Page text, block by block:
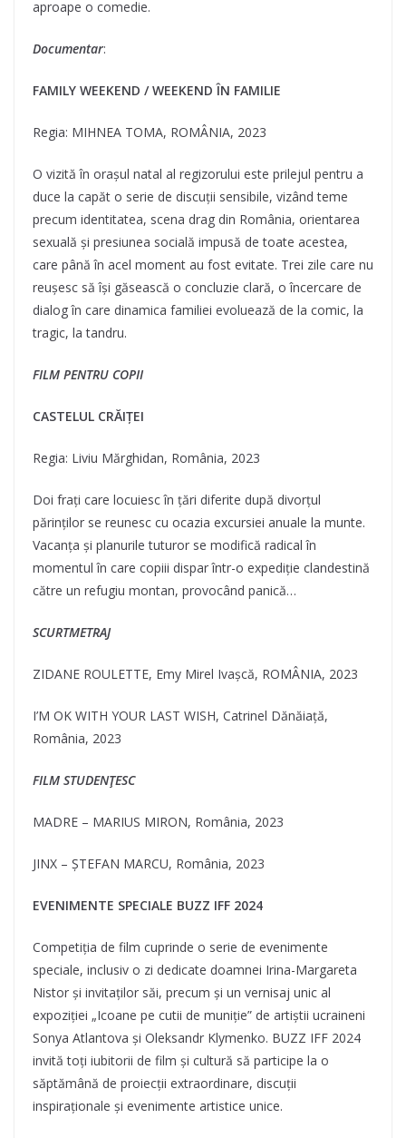
aproape o comedie.
Documentar:
FAMILY WEEKEND / WEEKEND ÎN FAMILIE
Regia: MIHNEA TOMA, ROMÂNIA, 2023
O vizită în orașul natal al regizorului este prilejul pentru a
duce la capăt o serie de discuții sensibile, vizând teme
precum identitatea, scena drag din România, orientarea
sexuală și presiunea socială impusă de toate acestea,
care până în acel moment au fost evitate. Trei zile care nu
reușesc să își găsească o concluzie clară, o încercare de
dialog în care dinamica familiei evoluează de la comic, la
tragic, la tandru.
FILM PENTRU COPII
CASTELUL CRĂIȚEI
Regia: Liviu Mărghidan, România, 2023
Doi frați care locuiesc în țări diferite după divorțul
părinților se reunesc cu ocazia excursiei anuale la munte.
Vacanța şi planurile tuturor se modifică radical în
momentul în care copiii dispar într-o expediție clandestină
către un refugiu montan, provocând panică…
SCURTMETRAJ
ZIDANE ROULETTE, Emy Mirel Ivașcă, ROMÂNIA, 2023
I’M OK WITH YOUR LAST WISH, Catrinel Dănăiață,
România, 2023
FILM STUDENȚESC
MADRE – MARIUS MIRON, România, 2023
JINX – ȘTEFAN MARCU, România, 2023
EVENIMENTE SPECIALE BUZZ IFF 2024
Competiția de film cuprinde o serie de evenimente
speciale, inclusiv o zi dedicate doamnei Irina-Margareta
Nistor și invitaților săi, precum și un vernisaj unic al
expoziției „Icoane pe cutii de muniție” de artiștii ucraineni
Sonya Atlantova și Oleksandr Klymenko. BUZZ IFF 2024
invită toți iubitorii de film și cultură să participe la o
săptămână de proiecții extraordinare, discuții
inspiraționale și evenimente artistice unice.